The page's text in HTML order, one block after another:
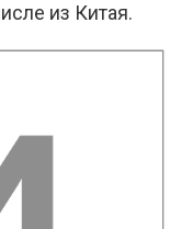
из Китая.